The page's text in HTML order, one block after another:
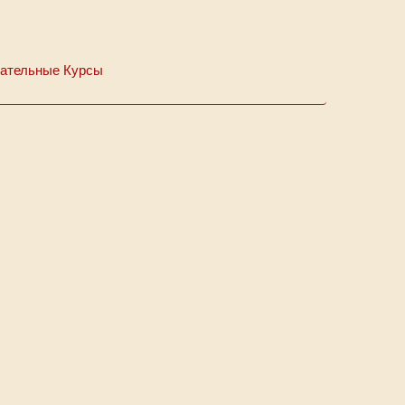
Курсы